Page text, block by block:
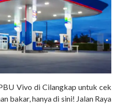
Vivo di Cilangkap untuk cek
bakar, hanya di sini! Jalan Raya